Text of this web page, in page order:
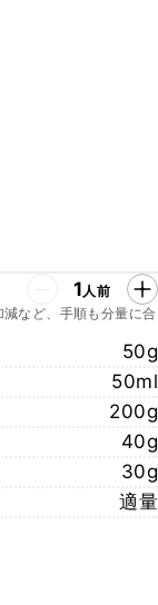
1人前
など、手順も分量に合
50g
50ml
200g
40g
30g
適量